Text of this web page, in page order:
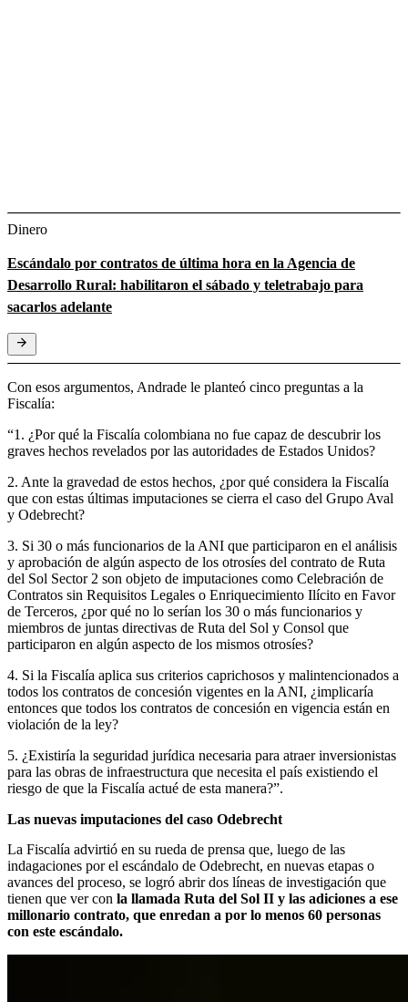
Dinero
Escándalo por contratos de última hora en la Agencia de
Desarrollo Rural: habilitaron el sábado y teletrabajo para
sacarlos adelante
Con esos argumentos, Andrade le planteó cinco preguntas a la
Fiscalía:
“1. ¿Por qué la Fiscalía colombiana no fue capaz de descubrir los
graves hechos revelados por las autoridades de Estados Unidos?
2. Ante la gravedad de estos hechos, ¿por qué considera la Fiscalía
que con estas últimas imputaciones se cierra el caso del Grupo Aval
y Odebrecht?
3. Si 30 o más funcionarios de la ANI que participaron en el análisis
y aprobación de algún aspecto de los otrosíes del contrato de Ruta
del Sol Sector 2 son objeto de imputaciones como Celebración de
Contratos sin Requisitos Legales o Enriquecimiento Ilícito en Favor
de Terceros, ¿por qué no lo serían los 30 o más funcionarios y
miembros de juntas directivas de Ruta del Sol y Consol que
participaron en algún aspecto de los mismos otrosíes?
4. Si la Fiscalía aplica sus criterios caprichosos y malintencionados a
todos los contratos de concesión vigentes en la ANI, ¿implicaría
entonces que todos los contratos de concesión en vigencia están en
violación de la ley?
5. ¿Existiría la seguridad jurídica necesaria para atraer inversionistas
para las obras de infraestructura que necesita el país existiendo el
riesgo de que la Fiscalía actué de esta manera?”.
Las nuevas imputaciones del caso Odebrecht
La Fiscalía advirtió en su rueda de prensa que, luego de las
indagaciones por el escándalo de Odebrecht, en nuevas etapas o
avances del proceso, se logró abrir dos líneas de investigación que
tienen que ver con la llamada Ruta del Sol II y las adiciones a ese
millonario contrato, que enredan a por lo menos 60 personas
con este escándalo.